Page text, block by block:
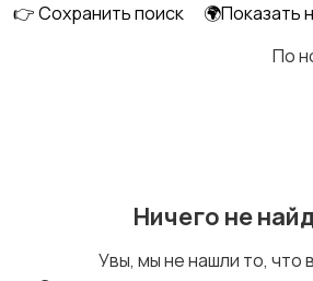
водоснабжение
👉 Сохранить поиск
🌍Показать
По
Ничего не
Увы, мы не нашли то, что